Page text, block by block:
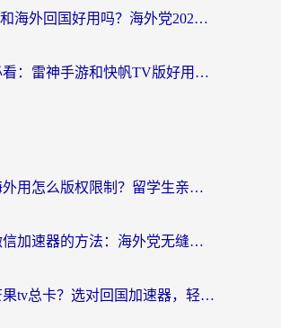
ChickCN和海外回国好用吗？海外党2026亲测：从手游到影音，选对加速器的3个关键
海外党必看：雷神手游和快帆TV版好用吗？3步选对回国加速器不踩坑
酷狗在海外用怎么版权限制？留学生亲测：3步解决听国内音乐难题
国外用微信加速器的方法：海外党无缝连接国内生活的实用指南
国外看芒果tv总卡？选对回国加速器，轻松追《浪姐》不费劲